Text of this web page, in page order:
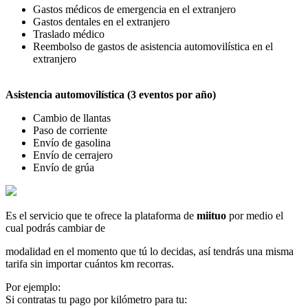
Gastos médicos de emergencia en el extranjero
Gastos dentales en el extranjero
Traslado médico
Reembolso de gastos de asistencia automovilística en el
extranjero
Asistencia automovilística (3 eventos por año)
Cambio de llantas
Paso de corriente
Envío de gasolina
Envío de cerrajero
Envío de grúa
Es el servicio que te ofrece la plataforma de miituo por medio el
cual podrás cambiar de
modalidad en el momento que tú lo decidas, así tendrás una misma
tarifa sin importar cuántos km recorras.
Por ejemplo:
Si contratas tu pago por kilómetro para tu: